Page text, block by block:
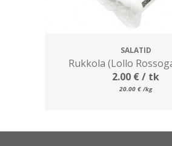
SALATID
Rukkola (Lollo
2.00 €/ tk
20.00 € /kg